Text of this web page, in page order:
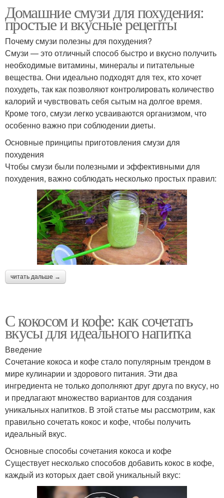
Домашние смузи для похудения:
простые и вкусные рецепты
Почему смузи полезны для похудения?
Смузи — это отличный способ быстро и вкусно получить
необходимые витамины, минералы и питательные
вещества. Они идеально подходят для тех, кто хочет
похудеть, так как позволяют контролировать количество
калорий и чувствовать себя сытым на долгое время.
Кроме того, смузи легко усваиваются организмом, что
особенно важно при соблюдении диеты.
Основные принципы приготовления смузи для
похудения
Чтобы смузи были полезными и эффективными для
похудения, важно соблюдать несколько простых правил:
читать дальше →
С кокосом и кофе: как сочетать
вкусы для идеального напитка
Введение
Сочетание кокоса и кофе стало популярным трендом в
мире кулинарии и здорового питания. Эти два
ингредиента не только дополняют друг друга по вкусу, но
и предлагают множество вариантов для создания
уникальных напитков. В этой статье мы рассмотрим, как
правильно сочетать кокос и кофе, чтобы получить
идеальный вкус.
Основные способы сочетания кокоса и кофе
Существует несколько способов добавить кокос в кофе,
каждый из которых дает свой уникальный вкус: